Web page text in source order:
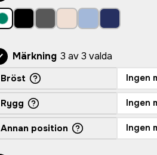
Märkning 3 av 3 valda
Bröst Ingen
Rygg Ingen
Annan position Ingen